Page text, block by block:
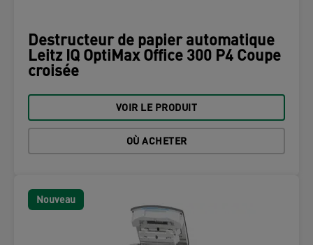
Destructeur de papier automatique
Leitz IQ OptiMax Office 300 P4 Coupe
croisée
VOIR LE PRODUIT
OÙ ACHETER
Nouveau